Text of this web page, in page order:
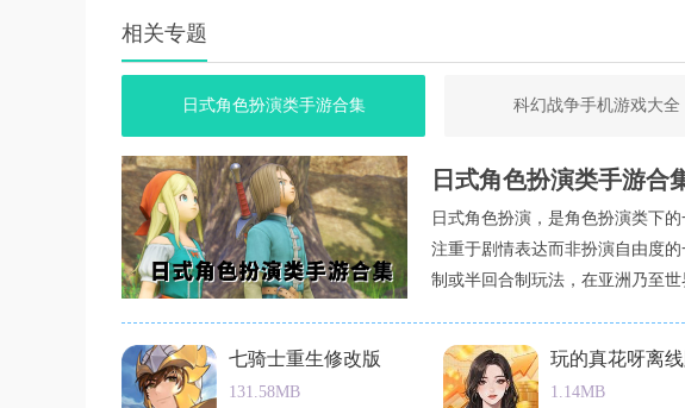
3. 持续的更新与维护：游戏开发者会定期更新游戏内容，修复bug
4. 优化的操作方式：游戏操作简单易上手，玩家可以通过点击屏幕
用户点评
用户们对生存战争2野人岛联机版普遍给予了好评。他们认为游戏
了游戏的趣味性。同时，游戏中的任务和挑战也具有一定的挑战性
过，也有部分用户提到游戏中的某些bug和卡顿问题，希望开发者
相关专题
日式角色扮演类手游合集 科幻战争手机游戏大全
日式角色扮演类手游合
日式角色扮演，是角色扮演类下
注重于剧情表达而非扮演自由度
制或半回合制玩法，在亚洲乃至
七骑士重生修改版
131.58MB
玩的真花呀离
1.14MB